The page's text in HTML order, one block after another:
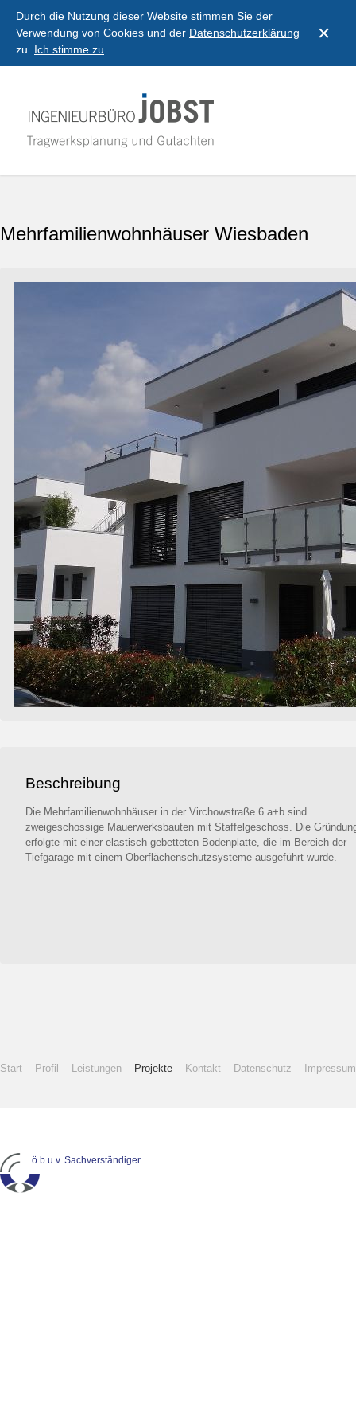
Durch die Nutzung dieser Website stimmen Sie der
Verwendung von Cookies und der Datenschutzerklärung
zu. Ich stimme zu
Mehrfamilienwohnhäuser Wiesbaden
Beschreibung
Die Mehrfamilienwohnhäuser in der Virchowstraße 6 a+b sind
zweigeschossige Mauerwerksbauten mit Staffelgeschoss. Die
erfolgte mit einer elastisch gebetteten Bodenplatte, die im Bereich der
Tiefgarage mit einem Oberflächenschutzsysteme ausgeführt wurde.
Start Profil Leistungen Projekte Kontakt Datenschutz Impressum
ö.b.u.v. Sachverständiger